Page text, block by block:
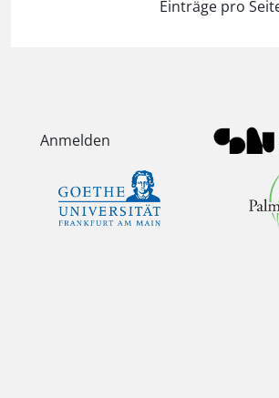
Einträge pro
Anmelden